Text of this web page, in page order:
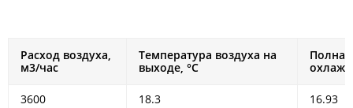
Расход воздуха,
м3/час
Температура воздуха на
выходе, °С
3600 18.3
16.93